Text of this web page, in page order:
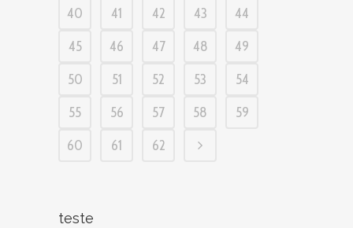
40
41 42 43
44
45
46 47 48
49
50
51 52 53
54
55
56 57 58
59
60
61 62
teste